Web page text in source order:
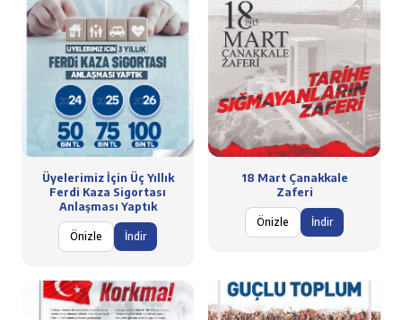
Üyelerimiz İçin Üç Yıllık
Ferdi Kaza Sigortası
Anlaşması Yaptık
Önizle İndir
18 Mart Çanakkale
Zaferi
Önizle İndir